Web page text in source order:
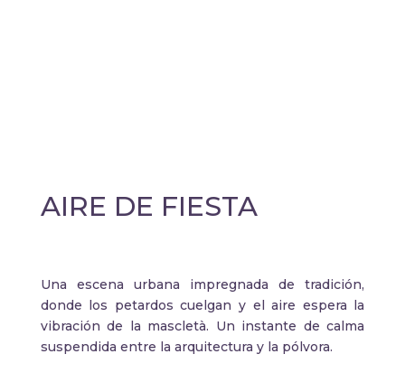
AIRE DE FIESTA
Una escena urbana impregnada de tradición,
donde los petardos cuelgan y el aire espera la
vibración de la mascletà. Un instante de calma
suspendida entre la arquitectura y la pólvora.